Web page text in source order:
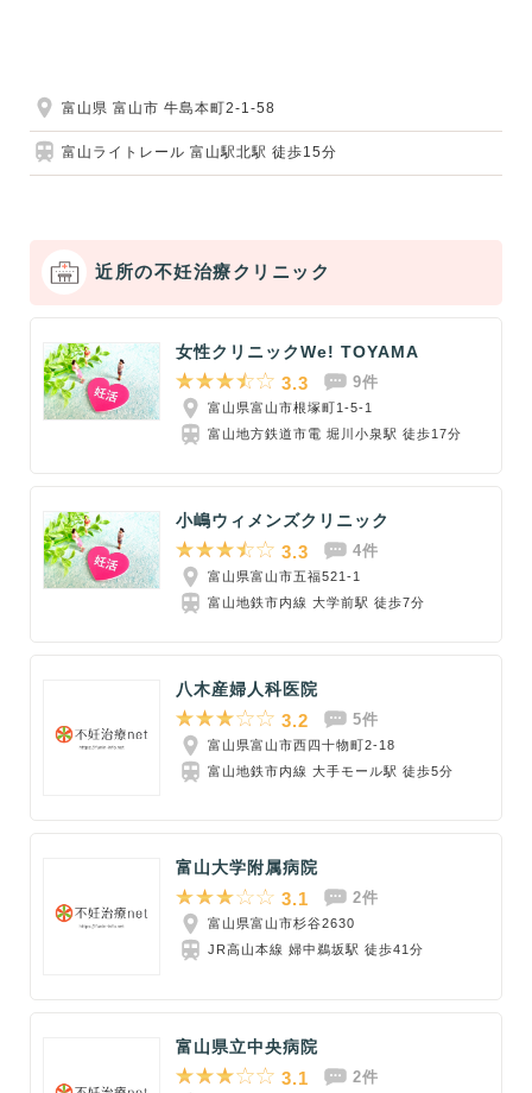
富山県 富山市 牛島本町2-1-58
富山ライトレール 富山駅北駅 徒歩15分
近所の不妊治療クリニック
女性クリニックWe! TOYAMA
3.3 9件
富山県富山市根塚町1-5-1
富山地方鉄道市電 堀川小泉駅 徒歩17分
小嶋ウィメンズクリニック
3.3 4件
富山県富山市五福521-1
富山地鉄市内線 大学前駅 徒歩7分
八木産婦人科医院
3.2 5件
富山県富山市西四十物町2-18
富山地鉄市内線 大手モール駅 徒歩5分
富山大学附属病院
3.1 2件
富山県富山市杉谷2630
JR高山本線 婦中鵜坂駅 徒歩41分
富山県立中央病院
3.1 2件